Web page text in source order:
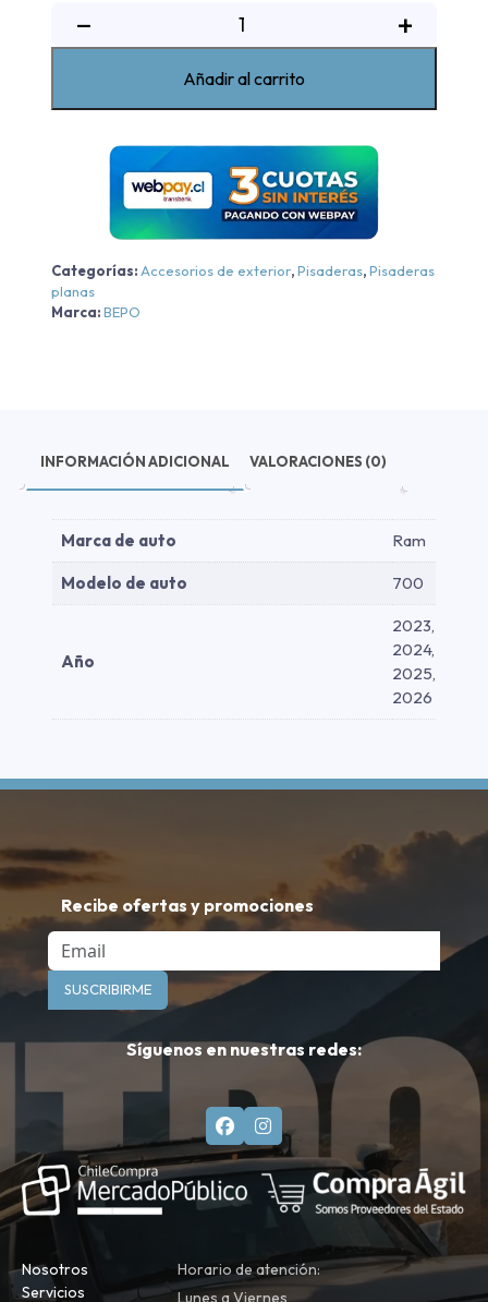
−
De
Bepo
RAM
700
SLT
Simple
-
2023-
2026
+
Añadir al carrito
Categorías: Accesorios de exterior,Pisaderas,Pisaderas
planas
Marca:BEPO
INFORMACIÓN ADICIONAL VALORACIONES (0)
Marca de auto Ram
Modelo de auto 700
Año
2023,
2024,
2025,
2026
Recibe ofertas y promociones
Email
SUSCRIBIRME
Síguenos en nuestras redes:
Nosotros
Servicios
Horario de atención:
Lunes a Viernes